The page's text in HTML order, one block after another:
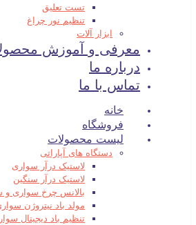
تست تعلیق
تنظیم نور چراغ
ابزار آلات
معرفی و آموزش
درباره ما
تماس با ما
خانه
فروشگاه
لیست محصولات
دستگاه های آپاراتی
لاستیک درآر سواری
لاستیک درآر سنگین
بالانس چرخ سواری و
مولد باد نیتروژن
تنظیم باد دیجیتال